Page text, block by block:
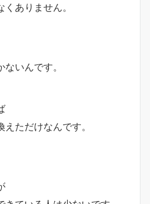
ありません。
いんです。
ただけなんです。